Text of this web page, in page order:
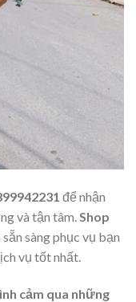
để nhận
và tận tâm.Shop
sẵn sàng phục vụ bạn
vụ tốt nhất.
cảm qua những